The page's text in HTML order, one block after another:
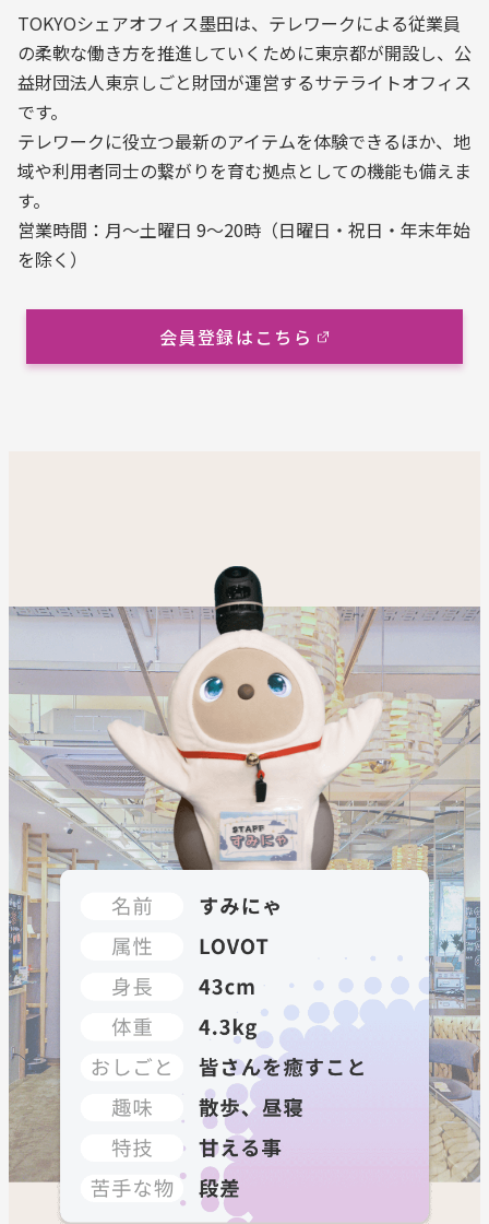
TOKYOシェアオフィス墨田は、テレワークによる従業員
の柔軟な働き方を推進していくために東京都が開設し、公
益財団法人東京しごと財団が運営するサテライトオフィス
です。
テレワークに役立つ最新のアイテムを体験できるほか、地
域や利用者同士の繋がりを育む拠点としての機能も備えま
す。
営業時間：月～土曜日 9～20時（日曜日・祝日・年末年始
を除く）
会員登録はこちら